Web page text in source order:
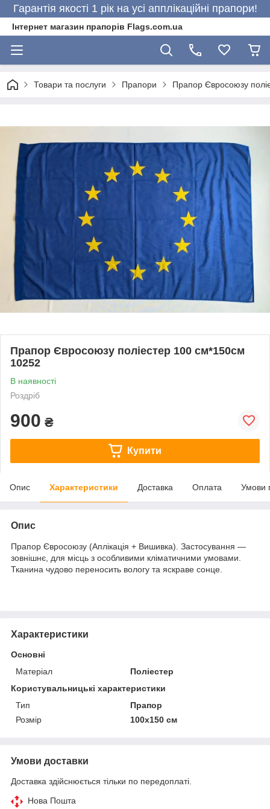
Гарантія якості 1 рік на усі апплікаційні прапори!
Інтернет магазин прапорів Flags.com.ua
Товари та послуги Прапори Прапор Євросоюзу
Прапор Євросоюзу поліестер 100 см*150см
10252
В наявності
Роздріб
900 ₴
Купити
Опис Характеристики Доставка Оплата Умови
Опис
Прапор Євросоюзу (Аплікація + Вишивка). Застосування —
зовнішнє, для місць з особливими кліматичними умовами.
Тканина чудово переносить вологу та яскраве сонце.
Характеристики
Основні
Матеріал
Поліестер
Користувальницькі характеристики
Тип
Прапор
Розмір
100х150 см
Умови доставки
Доставка здійснюється тільки по передоплаті.
Нова Пошта